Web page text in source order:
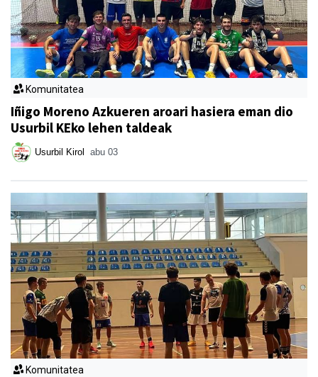
Komunitatea
Iñigo Moreno Azkueren aroari hasiera eman dio
Usurbil KEko lehen taldeak
Usurbil Kirol abu 03
Komunitatea